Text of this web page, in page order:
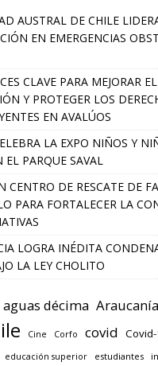
AUSTRAL DE CHILE
EN EMERGENCIAS
CLAVE PARA MEJORAR
Y PROTEGER LOS
EN AVALÚOS
LA EXPO NIÑOS Y
EL PARQUE SAVAL
CENTRO DE RESCATE DE
PARA FORTALECER LA
LOGRA INÉDITA
LA LEY CHOLITO
aguas décima Araucanía
Cine Corfo covid
educación superior estudiantes